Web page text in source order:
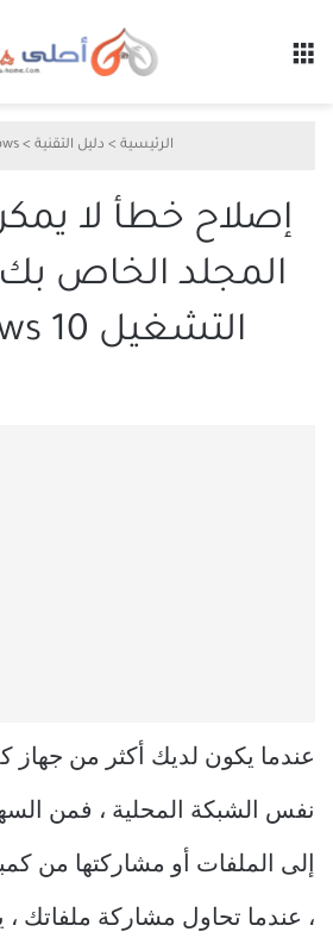
الرئيسية > دليل التقنية >
إصلاح خطأ لا
المجلد الخاص
التشغيل Windows 10
عندما يكون لديك أكثر من جهاز
نفس الشبكة المحلية ، فمن
إلى الملفات أو مشاركتها من
، عندما تحاول مشاركة ملفاتك